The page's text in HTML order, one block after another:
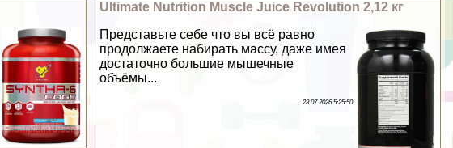
Ultimate Nutrition Muscle Juice Revolution 2,12 кг
Представьте себе что вы всё равно
продолжаете набирать массу, даже имея
достаточно большие мышечные
объёмы...
23 07 2026 5:25:50